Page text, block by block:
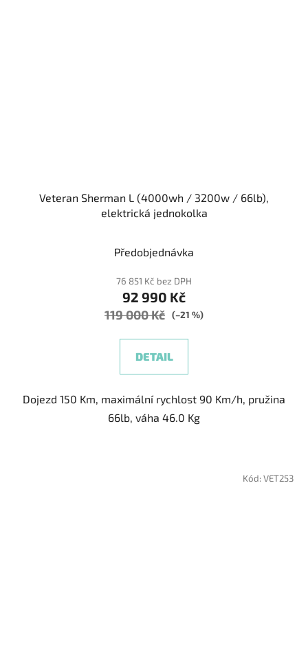
Veteran Sherman L (4000wh / 3200w / 66lb),
elektrická jednokolka
Předobjednávka
76 851 Kč bez DPH
92 990 Kč
119 000 Kč (–21 %)
DETAIL
Dojezd 150 Km, maximální rychlost 90 Km/h, pružina
66lb, váha 46.0 Kg
Kód: VET253